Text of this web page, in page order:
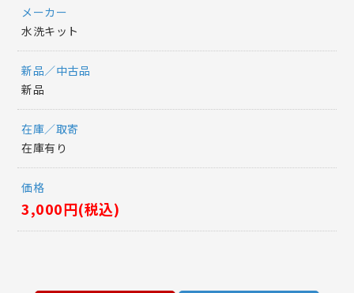
メーカー
水洗キット
新品／中古品
新品
在庫／取寄
在庫有り
価格
3,000円(税込)